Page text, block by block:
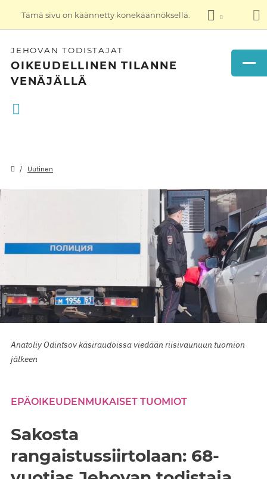
Tämä sivu on käännetty konekäännöksellä.
JEHOVAN TODISTAJAT
OIKEUDELLINEN TILANNE
VENÄJÄLLÄ
Uutinen
Anatoliy Odintsov käsiraudoissa viedään riisivaunuun tuomion
jälkeen
EPÄOIKEUDENMUKAISET TUOMIOT
Sakosta
rangaistussiirtolaan: 68-